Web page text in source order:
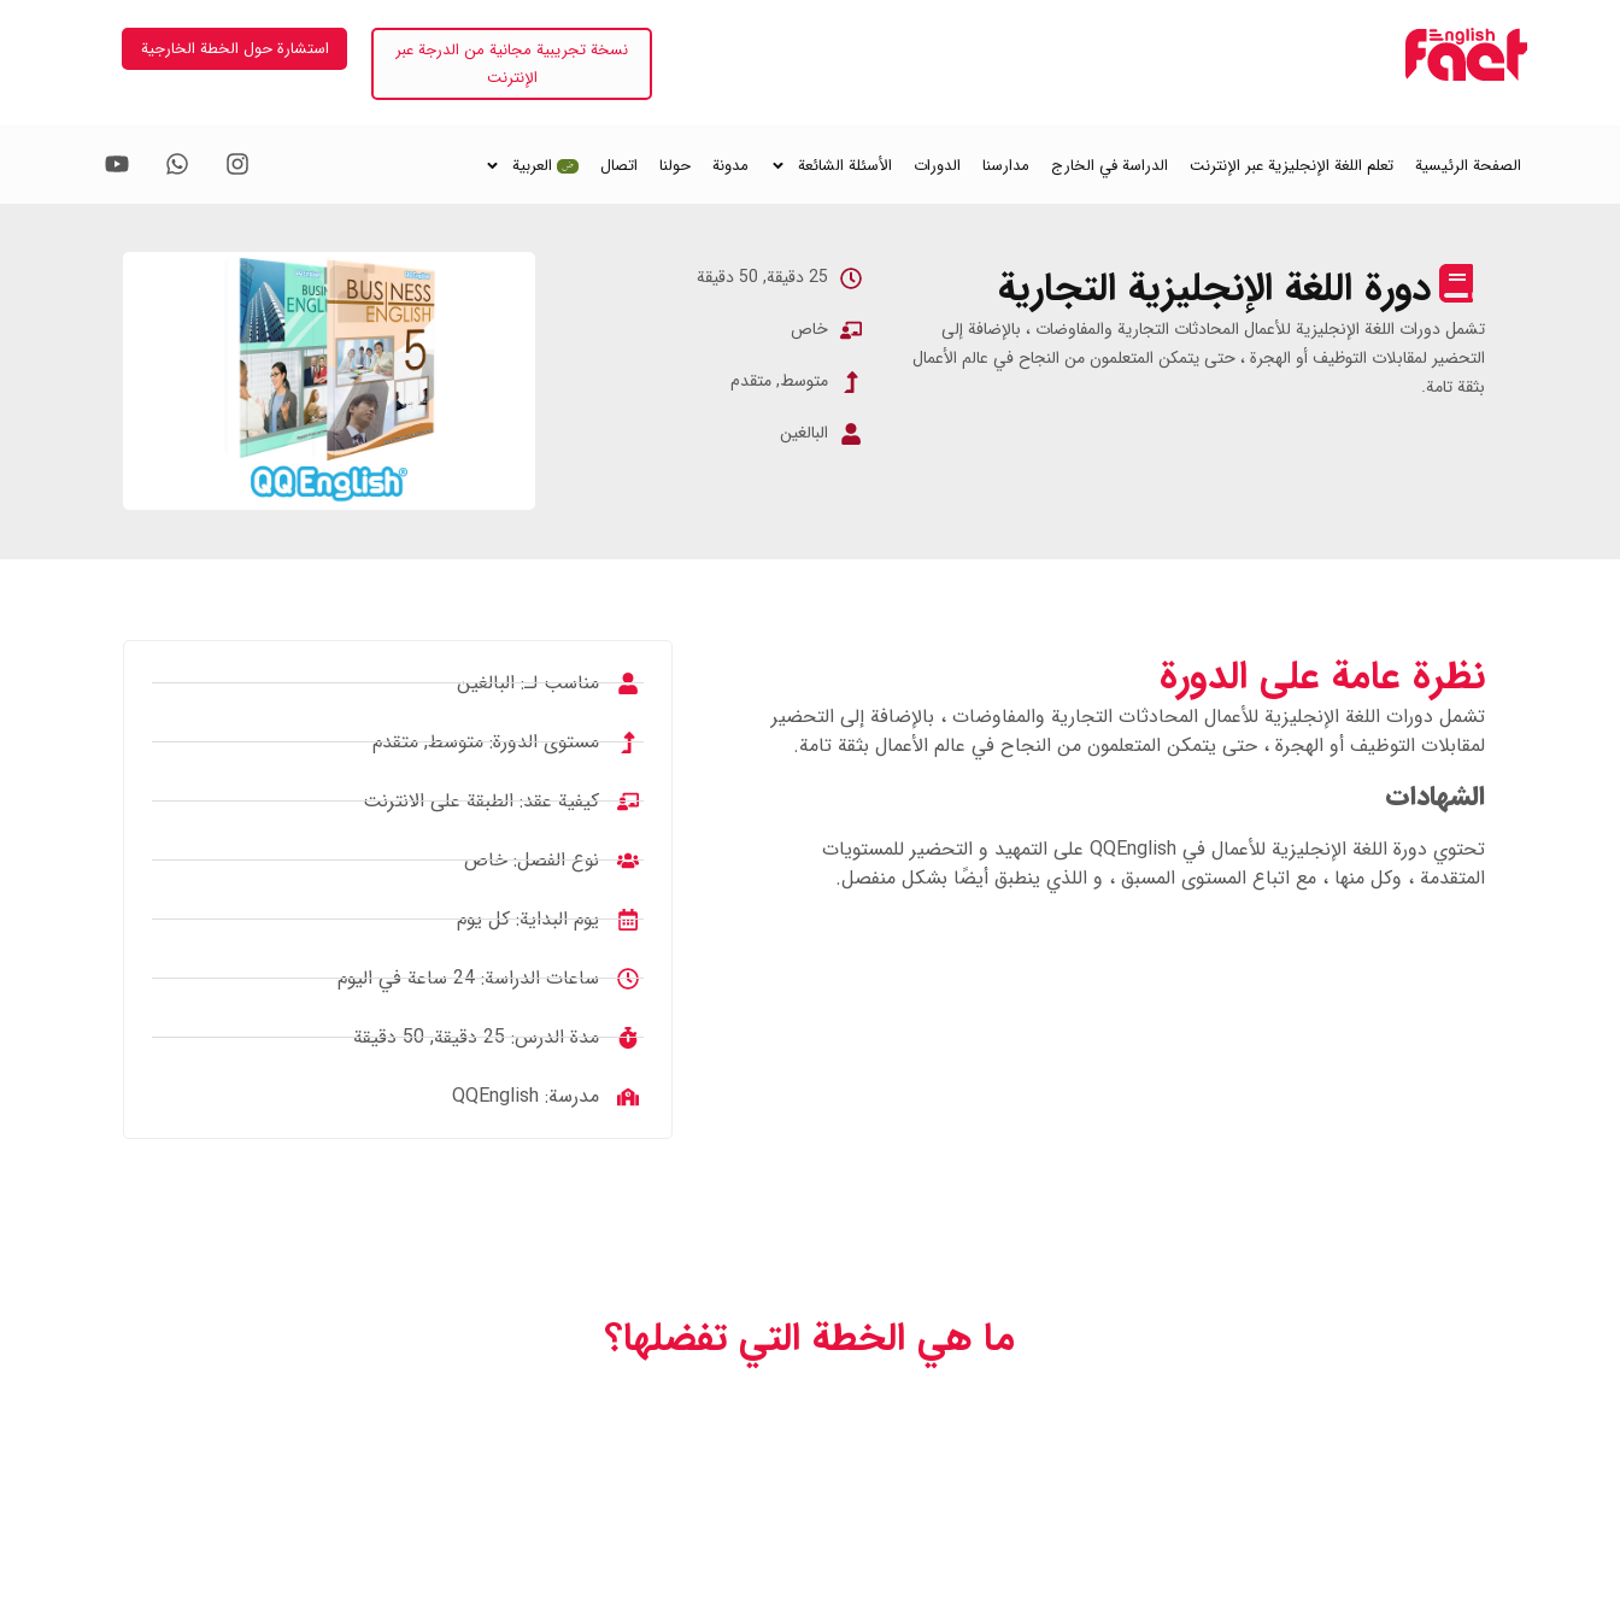
نسخة تجريبية مجانية من الدرجة عبر
الإنترنت
استشارة حول الخطة الخارجية
الصفحة الرئيسية تعلم اللغة الإنجليزية عبر الإنترنت الدراسة في الخارج مدارسنا الدورات الأسئلة الشائعة مدونة حولنا اتصال العربية
دورة اللغة الإنجليزية التجارية
تشمل دورات اللغة الإنجليزية للأعمال المحادثات التجارية والمفاوضات ، بالإضافة إلى
التحضير لمقابلات التوظيف أو الهجرة ، حتى يتمكن المتعلمون من النجاح في عالم الأعمال
بثقة تامة.
25 دقيقة, 50 دقيقة
خاص
متوسط, متقدم
البالغين
نظرة عامة على الدورة
تشمل دورات اللغة الإنجليزية للأعمال المحادثات التجارية والمفاوضات ، بالإضافة إلى التحضير
لمقابلات التوظيف أو الهجرة ، حتى يتمكن المتعلمون من النجاح في عالم الأعمال بثقة تامة.
الشهادات
تحتوي دورة اللغة الإنجليزية للأعمال في QQEnglish على التمهيد و التحضیر للمستويات
المتقدمة ، وكل منها ، مع اتباع المستوى المسبق ، و اللذي ينطبق أيضًا بشكل منفصل.
مناسب لـ: البالغين
مستوى الدورة: متوسط, متقدم
كيفية عقد: الطبقة على الانترنت
نوع الفصل: خاص
يوم البداية: كل يوم
ساعات الدراسة: 24 ساعة في اليوم
مدة الدرس: 25 دقيقة, 50 دقيقة
مدرسة: QQEnglish
ما هي الخطة التي تفضلها؟